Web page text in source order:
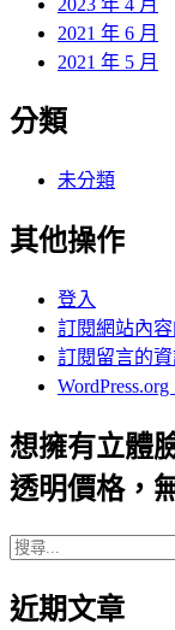
2021 年 6 月
2021 年 5 月
分類
未分類
其他操作
登入
訂閱網站內
訂閱留言的
想擁有立體
透明價格，
搜
關
近期文章